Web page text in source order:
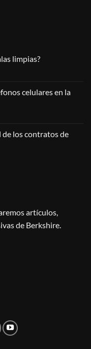
limpias?
celulares en la
los contratos de
artículos,
de Berkshire.